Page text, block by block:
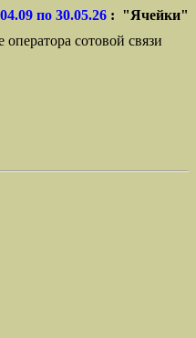
по 30.05.26 : "Ячейки"
сотовой связи